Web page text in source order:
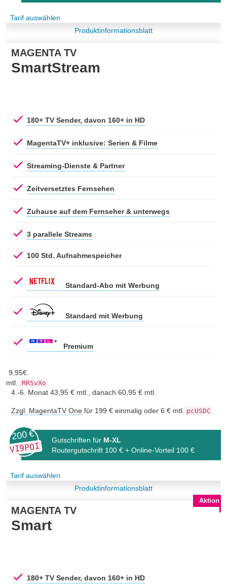
Tarif auswählen
Produktinformationsblatt
MAGENTA TV
SmartStream
180+ TV Sender, davon 160+ in HD
MagentaTV+ inklusive: Serien & Filme
Streaming-Dienste & Partner
Zeitversetztes Fernsehen
Zuhause auf dem Fernseher & unterwegs
3 parallele Streams
100 Std. Aufnahmespeicher
Standard-Abo mit Werbung
Standard mit Werbung
Premium
9, 95€
mtl.
RRSvXo
4.-6. Monat 43,95 € mtl., danach 60,95 € mtl.
Zzgl. MagentaTV One für 199 € einmalig oder 6 € mtl. pcUSDC
200 €
VI9POI
Gutschriften für M-XL
Routergutschrift 100 € + Online-Vorteil 100 €
Tarif auswählen
Produktinformationsblatt
Aktion
MAGENTA TV
Smart
180+ TV Sender, davon 160+ in HD